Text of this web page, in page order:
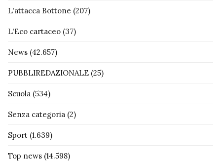
L'attacca Bottone (207)
L'Eco cartaceo (37)
News (42.657)
PUBBLIREDAZIONALE (25)
Scuola (534)
Senza categoria (2)
Sport (1.639)
Top news (14.598)